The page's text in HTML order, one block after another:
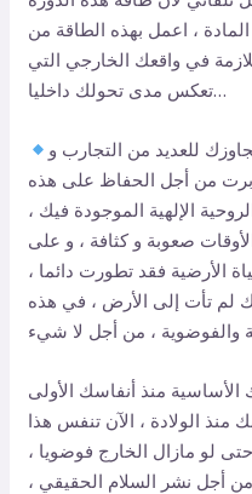
، اعمل بهذه الطاقة من
في واقعك الخارجي التي
تعكس مدى تحولك داخليا…
للعديد من التجارب و
من أجل الحفاظ على هذه
الإلهية الموجودة فيك ،
صعوبة و كثافة ، و على
الأرضية فقد تطورت دائما ،
لم تأت إلى الأرض ، في هذه
منذ أنفاسك الأولى
الولادة ، الآن تنفس هذا
لو مازال الخارج فوضويا ،
أجل نشر السلام الحقيقي ،